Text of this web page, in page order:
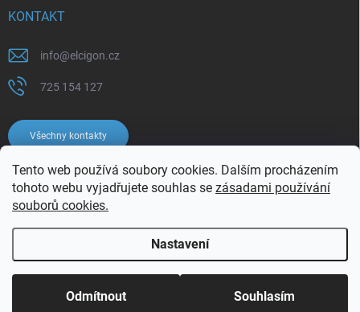
Tento web používá soubory cookies. Dalším procházením
tohoto webu vyjadřujete souhlas se zásadami používání
souborů cookies.
Nastavení
Odmítnout Souhlasím
KONTAKT
info@elcigon.cz
725 154 127
Všechny kontakty
Copyright 2026Elcigon.cz. Všechna práva vyhrazena.Upravit nastavení
cookies